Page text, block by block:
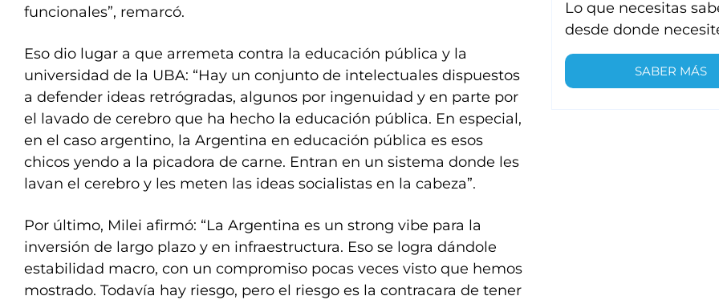
funcionales”, remarcó.
Eso dio lugar a que arremeta contra la educación pública y la
universidad de la UBA: “Hay un conjunto de intelectuales dispuestos
a defender ideas retrógradas, algunos por ingenuidad y en parte por
el lavado de cerebro que ha hecho la educación pública. En especial,
en el caso argentino, la Argentina en educación pública es esos
chicos yendo a la picadora de carne. Entran en un sistema donde les
lavan el cerebro y les meten las ideas socialistas en la cabeza”.
Por último, Milei afirmó: “La Argentina es un strong vibe para la
inversión de largo plazo y en infraestructura. Eso se logra dándole
estabilidad macro, con un compromiso pocas veces visto que hemos
mostrado. Todavía hay riesgo, pero el riesgo es la contracara de tener
Lo que necesitas
desde donde
SABER MÁS